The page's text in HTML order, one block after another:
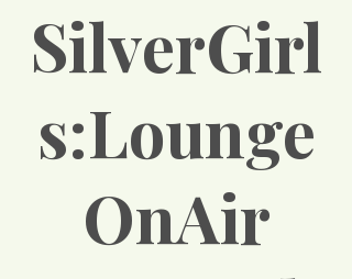
SilverGirl
s:Lounge
OnAir